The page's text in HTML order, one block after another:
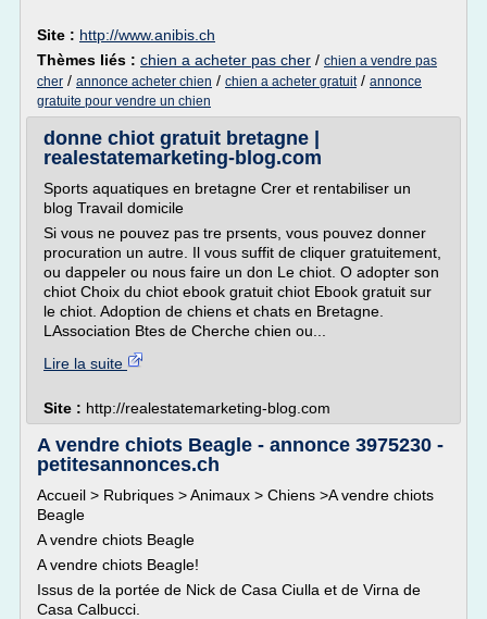
Site : http://www.anibis.ch
Thèmes liés : chien a acheter pas cher / chien a vendre pas
cher / annonce acheter chien / chien a acheter gratuit/ annonce
gratuite pour vendre un chien
donne chiot gratuit bretagne |
realestatemarketing-blog.com
Sports aquatiques en bretagne Crer et rentabiliser un
blog Travail domicile
Si vous ne pouvez pas tre prsents, vous pouvez donner
procuration un autre. Il vous suffit de cliquer gratuitement,
ou dappeler ou nous faire un don Le chiot. O adopter son
chiot Choix du chiot ebook gratuit chiot Ebook gratuit sur
le chiot. Adoption de chiens et chats en Bretagne.
LAssociation Btes de Cherche chien ou...
Lire la suite
Site : http://realestatemarketing-blog.com
A vendre chiots Beagle - annonce 3975230 -
petitesannonces.ch
Accueil > Rubriques > Animaux > Chiens >A vendre chiots
Beagle
A vendre chiots Beagle
A vendre chiots Beagle!
Issus de la portée de Nick de Casa Ciulla et de Virna de
Casa Calbucci.